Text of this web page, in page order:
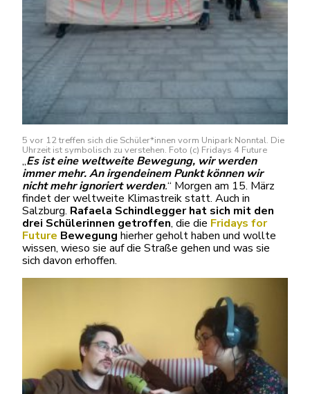
5 vor 12 treffen sich die Schüler*innen vorm Unipark Nonntal. Die
Uhrzeit ist symbolisch zu verstehen. Foto (c) Fridays 4 Future
„Es ist eine weltweite Bewegung, wir werden
immer mehr. An irgendeinem Punkt können wir
nicht mehr ignoriert werden.“ Morgen am 15. März
findet der weltweite Klimastreik statt. Auch in
Salzburg. Rafaela Schindlegger hat sich mit den
drei Schülerinnen getroffen, die die Fridays for
Future Bewegung hierher geholt haben und wollte
wissen, wieso sie auf die Straße gehen und was sie
sich davon erhoffen.